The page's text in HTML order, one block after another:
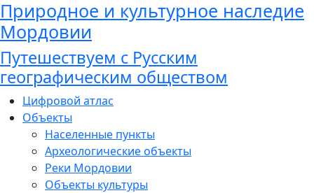
Природное и культурное наследие
Мордовии
Путешествуем с Русским
географическим обществом
Цифровой атлас
Объекты
Населенные пункты
Археологические объекты
Реки Мордовии
Объекты культуры